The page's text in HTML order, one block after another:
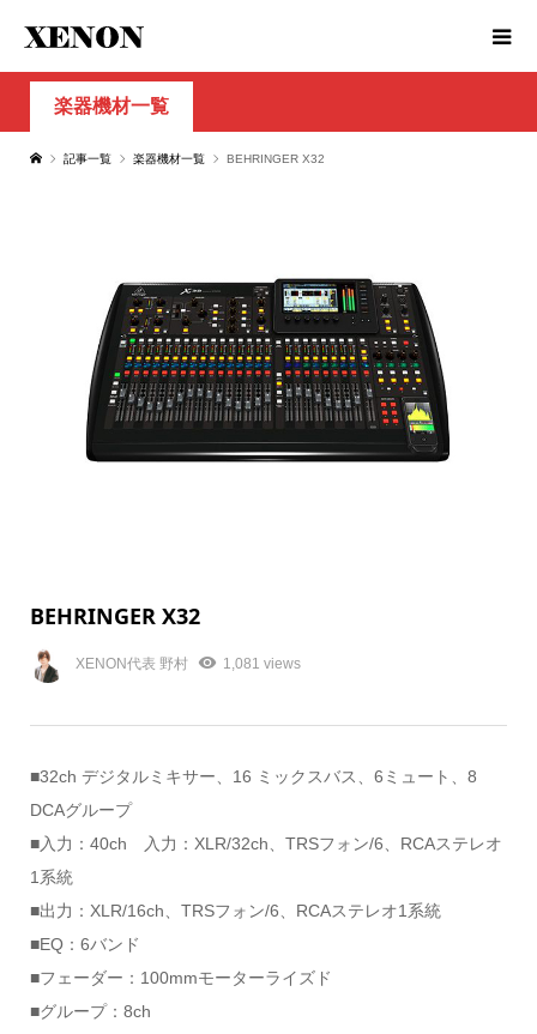
楽器機材一覧
記事一覧 楽器機材一覧 BEHRINGER X32
BEHRINGER X32
XENON代表 野村 1,081 views
■32ch デジタルミキサー、16 ミックスバス、6ミュート、8
DCAグループ
■入力：40ch 入力：XLR/32ch、TRSフォン/6、RCAステレオ
1系統
■出力：XLR/16ch、TRSフォン/6、RCAステレオ1系統
■EQ：6バンド
■フェーダー：100mmモーターライズド
■グループ：8ch